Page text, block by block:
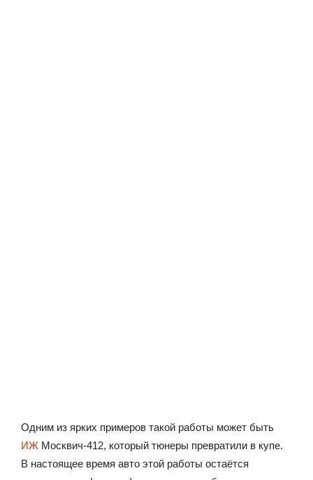
Одним из ярких примеров такой работы может быть
ИЖ Москвич-412, который тюнеры превратили в купе.
В настоящее время авто этой работы остаётся